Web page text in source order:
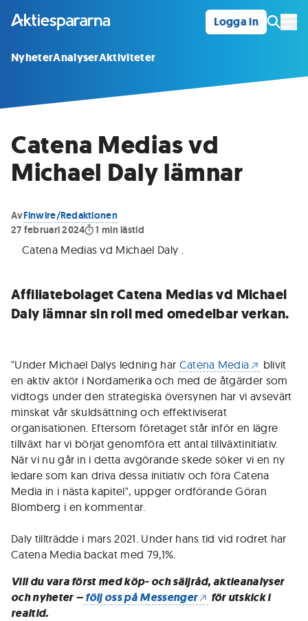
Logga in
NyheterAnalyserAktiviteter
Catena Medias vd
Michael Daly lämnar
AvFinwire/Redaktionen
27 februari 2024
1 min lästid
Catena Medias vd Michael Daly .
Affiliatebolaget Catena Medias vd Michael
Daly lämnar sin roll med omedelbar verkan.
"Under Michael Dalys ledning har Catena Media
blivit
en aktiv aktör i Nordamerika och med de åtgärder som
vidtogs under den strategiska översynen har vi avsevärt
minskat vår skuldsättning och effektiviserat
organisationen. Eftersom företaget står inför en lägre
tillväxt har vi börjat genomföra ett antal tillväxtinitiativ.
När vi nu går in i detta avgörande skede söker vi en ny
ledare som kan driva dessa initiativ och föra Catena
Media in i nästa kapitel", uppger ordförande Göran
Blomberg i en kommentar.
Daly tillträdde i mars 2021. Under hans tid vid rodret har
Catena Media backat med 79,1%.
Vill du vara först med köp- och säljråd, aktieanalyser
och nyheter –följ oss på Messenger
för utskick i
realtid.